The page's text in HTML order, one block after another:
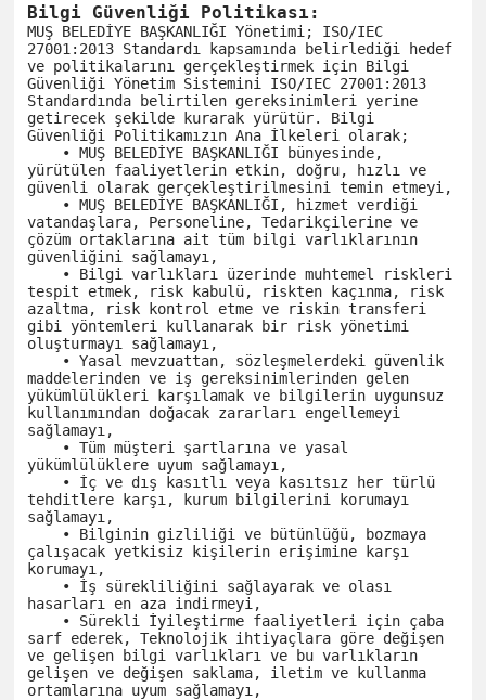
Bilgi Güvenliği Politikası:
MUŞ BELEDİYE BAŞKANLIĞI Yönetimi; ISO/IEC
27001:2013 Standardı kapsamında belirlediği hedef
ve politikalarını gerçekleştirmek için Bilgi
Güvenliği Yönetim Sistemini ISO/IEC 27001:2013
Standardında belirtilen gereksinimleri yerine
getirecek şekilde kurarak yürütür. Bilgi
Güvenliği Politikamızın Ana İlkeleri olarak;
yürütülen faaliyetlerin etkin, doğru, hızlı ve
güvenli olarak gerçekleştirilmesini temin etmeyi,
vatandaşlara, Personeline, Tedarikçilerine ve
çözüm ortaklarına ait tüm bilgi varlıklarının
güvenliğini sağlamayı,
tespit etmek, risk kabulü, riskten kaçınma, risk
azaltma, risk kontrol etme ve riskin transferi
gibi yöntemleri kullanarak bir risk yönetimi
oluşturmayı sağlamayı,
maddelerinden ve iş gereksinimlerinden gelen
yükümlülükleri karşılamak ve bilgilerin uygunsuz
kullanımından doğacak zararları engellemeyi
sağlamayı,
yükümlülüklere uyum sağlamayı,
tehditlere karşı, kurum bilgilerini korumayı
sağlamayı,
çalışacak yetkisiz kişilerin erişimine karşı
korumayı,
hasarları en aza indirmeyi,
sarf ederek, Teknolojik ihtiyaçlara göre değişen
ve gelişen bilgi varlıkları ve bu varlıkların
gelişen ve değişen saklama, iletim ve kullanma
ortamlarına uyum sağlamayı,